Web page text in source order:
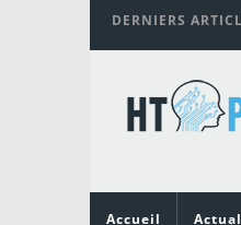
DERNIERS
Accueil